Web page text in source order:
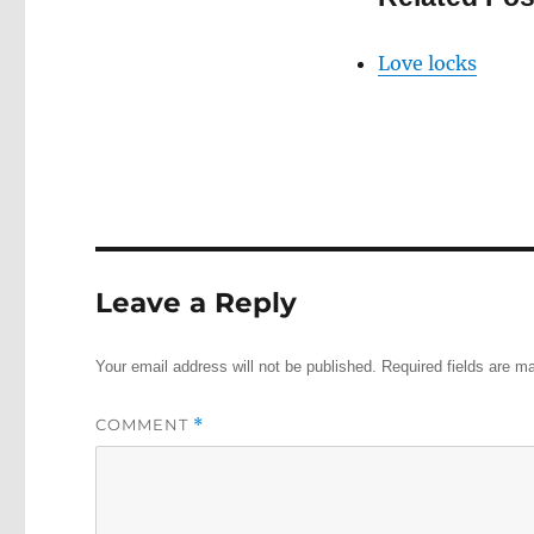
Love locks
Leave a Reply
Your email address will not be published. Required fields are
COMMENT *